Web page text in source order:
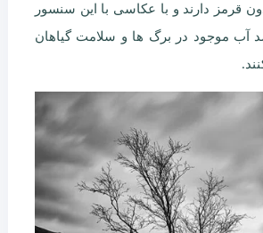
قرمز دارند و با عکاسی با این سنسور
آب موجود در برگ ها و سلامت گیاهان